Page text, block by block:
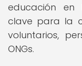
educación en
clave para la
voluntarios,
ONGs.